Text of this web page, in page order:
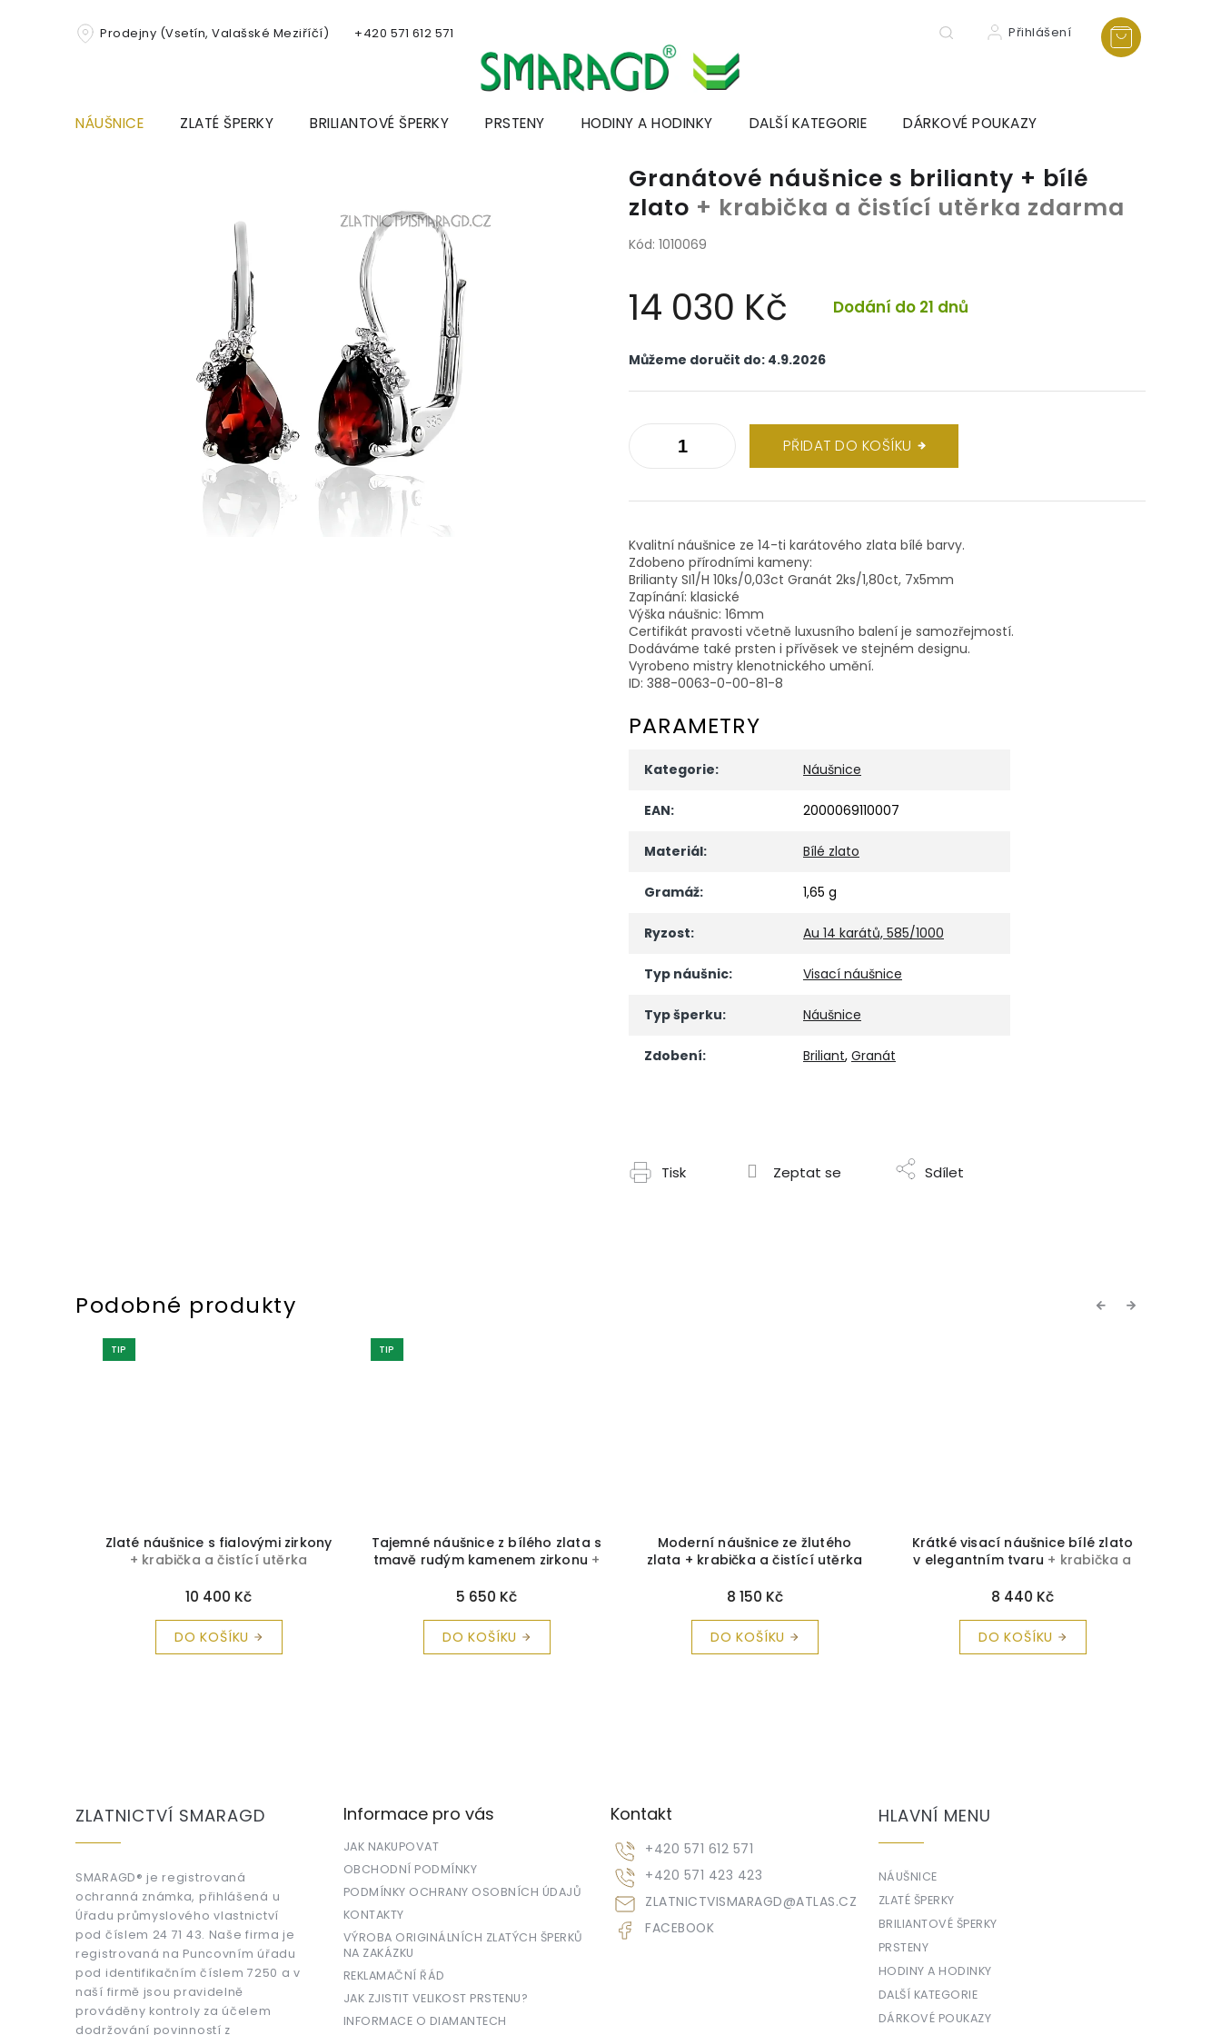
Prodejny (Vsetín, Valašské Meziříčí) +420 571 612 571 Přihlášení
NÁUŠNICE ZLATÉ ŠPERKY BRILIANTOVÉ ŠPERKY PRSTENY HODINY A HODINKY DALŠÍ KATEGORIE DÁRKOVÉ POUKAZY
Granátové náušnice s brilianty + bílé
zlato + krabička a čistící utěrka zdarma
Kód: 1010069
14 030 Kč Dodání do 21 dnů
cena:
Můžeme doručit do: 4.9.2026
PŘIDAT DO KOŠÍKU
Kvalitní náušnice ze 14-ti karátového zlata bílé barvy.
Zdobeno přírodními kameny:
Brilianty SI1/H 10ks/0,03ct Granát 2ks/1,80ct, 7x5mm
Zapínání: klasické
Výška náušnic: 16mm
Certifikát pravosti včetně luxusního balení je samozřejmostí.
Dodáváme také prsten i přívěsek ve stejném designu.
Vyrobeno mistry klenotnického umění.
ID: 388-0063-0-00-81-8
PARAMETRY
Kategorie: Náušnice
EAN: 2000069110007
Materiál: Bílé zlato
Gramáž: 1,65 g
Ryzost: Au 14 karátů, 585/1000
Typ náušnic: Visací náušnice
Typ šperku: Náušnice
Zdobení: Briliant, Granát
Tisk Zeptat se Sdílet
Previous
TIP
Zlaté náušnice s fialovými zirkony
+ krabička a čistící utěrka
10 400 Kč
DO KOŠÍKU
TIP
Tajemné náušnice z bílého zlata s
tmavě rudým kamenem zirkonu+
5 650 Kč
DO KOŠÍKU
Moderní náušnice ze žlutého
zlata + krabička a čistící utěrka
8 150 Kč
DO KOŠÍKU
Krátké visací náušnice bílé zlato
v elegantním tvaru+ krabička a
8 440 Kč
DO KOŠÍKU
Next
ZLATNICTVÍ SMARAGD
SMARAGD® je registrovaná
ochranná známka, přihlášená u
Úřadu průmyslového vlastnictví
pod číslem 24 71 43. Naše firma je
registrovaná na Puncovním úřadu
pod identifikačním číslem 7250 a v
naší firmě jsou pravidelně
prováděny kontroly za účelem
dodržování povinností z
Informace pro vás
JAK NAKUPOVAT
OBCHODNÍ PODMÍNKY
PODMÍNKY OCHRANY OSOBNÍCH ÚDAJŮ
KONTAKTY
VÝROBA ORIGINÁLNÍCH ZLATÝCH ŠPERKŮ
NA ZAKÁZKU
REKLAMAČNÍ ŘÁD
JAK ZJISTIT VELIKOST PRSTENU?
INFORMACE O DIAMANTECH
Kontakt
ZLATNICTVISMARAGD@ATLAS.CZ
+420 571 612 571
+420 571 423 423
FACEBOOK
HLAVNÍ MENU
NÁUŠNICE
ZLATÉ ŠPERKY
BRILIANTOVÉ ŠPERKY
PRSTENY
HODINY A HODINKY
DALŠÍ KATEGORIE
DÁRKOVÉ POUKAZY